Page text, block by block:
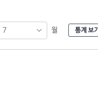
7 월 통계 보기